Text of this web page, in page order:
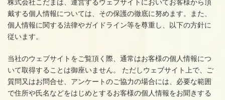
株式会社こだまは、運営するウェブサイトにおいてお客様から頂
戴する個人情報については、その保護の徹底に努めます。また、
個人情報に関する法律やガイドライン等を尊重し、以下の方針に
従います。
当社のウェブサイトをご覧頂く際、通常はお客様の個人情報につ
いて取得することは御座いません。 ただしウェブサイト上で、ご
質問又はお問合せ、アンケートのご協力の場合には、必要な範囲
で住所や氏名などをはじめとするお客様の個人情報をお聞きする